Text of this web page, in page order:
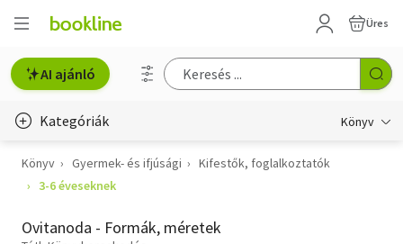
Üres
AI ajánló
Kategóriák Könyv
Életmód, egészség
Könyv Gyermek- és ifjúsági
Kifestők, foglalkoztatók
3-6 éveseknek
Ovitanoda - Formák, méretek